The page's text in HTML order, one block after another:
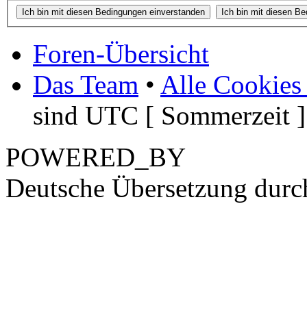
Foren-Übersicht
Das Team • Alle Cookies
sind UTC [ Sommerzeit ]
POWERED_BY
Deutsche Übersetzung